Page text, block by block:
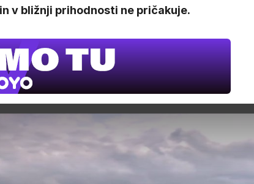
v bližnji prihodnosti ne pričakuje.